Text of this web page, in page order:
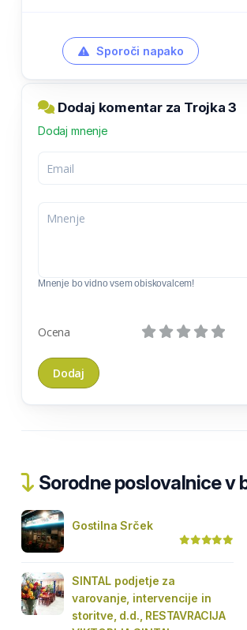
Sporoči napako
Dodaj komentar za Trojka 3
Dodaj mnenje
Mnenje bo vidno vsem obiskovalcem!
Ocena
Sorodne poslovalnice v
Gostilna Srček
SINTAL podjetje za
varovanje, intervencije in
storitve, d.d., RESTAVRACIJA